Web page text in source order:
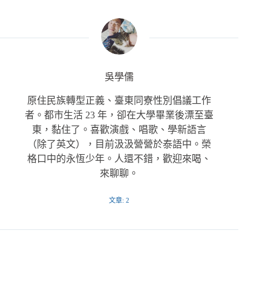
吳學儒
原住民族轉型正義、臺東同寮性別倡議工作
者。都市生活 23 年，卻在大學畢業後漂至臺
東，黏住了。喜歡演戲、唱歌、學新語言
（除了英文），目前汲汲營營於泰語中。榮
格口中的永恆少年。人還不錯，歡迎來喝、
來聊聊。
文章: 2